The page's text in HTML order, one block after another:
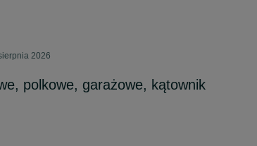
2026
polkowe, garażowe, kątownik